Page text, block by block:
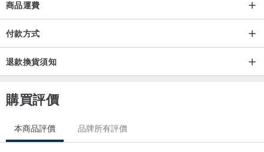
- 1 個主隔間：適合您的所有物品！
3個外部隔間
- 1 個大背面拉鍊隔層：讓您可以快速取用您在旅途中需要的物品，例
如錢包、手機等。
- 2 個帶魔術貼的前袋：足夠裝水瓶
商品運費
付款方式
退款換貨須知
購買評價
本商品評價 品牌所有評價